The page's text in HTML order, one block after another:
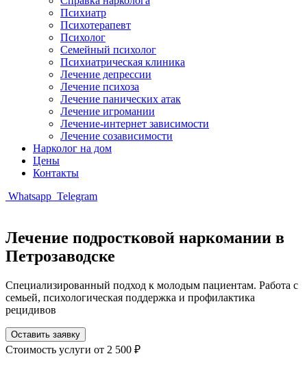
Психиатр
Психотерапевт
Психолог
Семейный психолог
Психиатрическая клиника
Лечение депрессии
Лечение психоза
Лечение панических атак
Лечение игромании
Лечение-интернет зависимости
Лечение созависимости
Нарколог на дом
Цены
Контакты
Whatsapp Telegram
Лечение подростковой наркомании в
Петрозаводске
Специализированный подход к молодым пациентам. Работа с
семьей, психологическая поддержка и профилактика
рецидивов
Оставить заявку
Стоимость услуги от 2 500 ₽